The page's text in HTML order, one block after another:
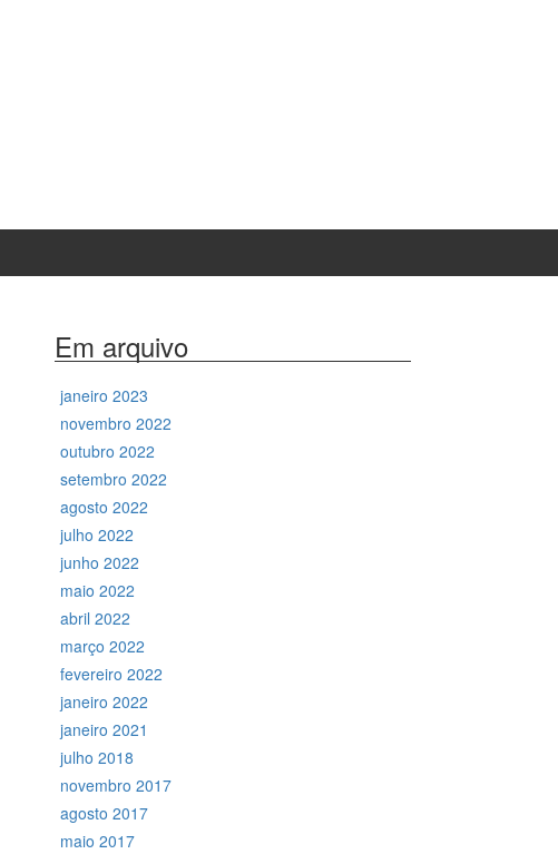
Em arquivo
janeiro 2023
novembro 2022
outubro 2022
setembro 2022
agosto 2022
julho 2022
junho 2022
maio 2022
abril 2022
março 2022
fevereiro 2022
janeiro 2022
janeiro 2021
julho 2018
novembro 2017
agosto 2017
maio 2017